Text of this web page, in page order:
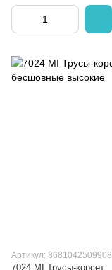
Артикул: 8681042509908
7024 MI Трусы-корсет